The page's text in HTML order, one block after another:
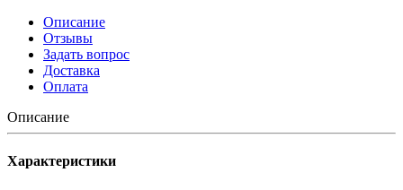
Описание
Отзывы
Задать вопрос
Доставка
Оплата
Описание
Характеристики